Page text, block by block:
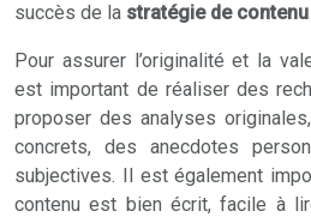
succès de la stratégie de contenu
Pour assurer l’originalité et la
est important de réaliser des
proposer des analyses
concrets, des anecdotes
subjectives. Il est également
contenu est bien écrit, facile à